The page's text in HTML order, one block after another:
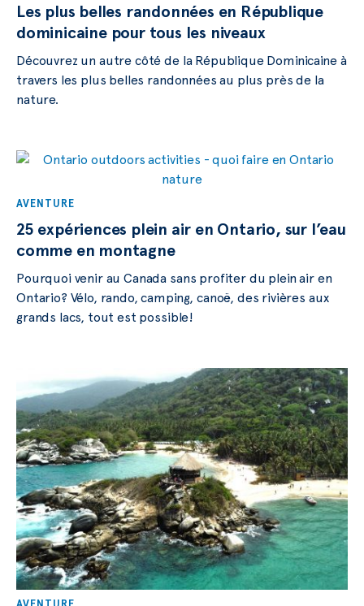
Les plus belles randonnées en République
dominicaine pour tous les niveaux
Découvrez un autre côté de la République Dominicaine à
travers les plus belles randonnées au plus près de la
nature.
AVENTURE
25 expériences plein air en Ontario, sur l’eau
comme en montagne
Pourquoi venir au Canada sans profiter du plein air en
Ontario? Vélo, rando, camping, canoë, des rivières aux
grands lacs, tout est possible!